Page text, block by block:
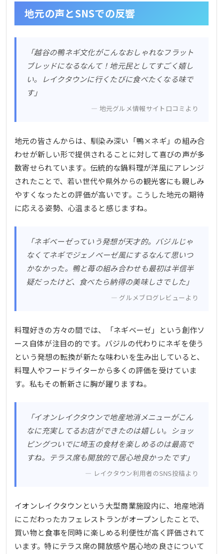
地元の声とSNSでの反響
「越谷の鴨ネギ文化がこんなおしゃれなフラット
ブレッドになるなんて！地元民としてすごく嬉し
い。レイクタウンに行くたびに食べたくなる味で
す」
地元グルメ情報サイト口コミより
地元の皆さんからは、馴染み深い「鴨×ネギ」の組み合
わせが新しい形で提供されることに対して喜びの声が多
数寄せられています。伝統的な鍋料理が洋風にアレンジ
されたことで、若い世代や県外からの観光客にも親しみ
やすくなったとの評価が高いです。こうした地元の期待
に応える姿勢、心温まると感じますね。
「ネギベーゼっていう発想が天才的。バジルじゃ
なくてネギでジェノベーゼ風にするなんて思いつ
かなかった。鴨と苺の組み合わせも最初は半信半
疑だったけど、食べたら納得の美味しさでした」
グルメブログレビューより
料理好きの方々の間では、「ネギベーゼ」という創作ソ
ース自体が注目の的です。バジルの代わりにネギを使う
という発想の転換が新たな味わいを生み出していると、
料理人やフードライターから多くの評価を受けていま
す。私もその斬新さに胸が躍りますね。
「イオンレイクタウンで地産地消メニューがこん
なに充実してるお店ができたのは嬉しい。ショッ
ピングついでに埼玉の食材を楽しめるのは最高で
すね。テラス席も開放的で居心地良かったです」
レイクタウン利用者のSNS投稿より
イオンレイクタウンという大型商業施設内に、地産地消
にこだわったカフェレストランがオープンしたことで、
買い物と食事を同時に楽しめる利便性が高く評価されて
います。特にテラス席の開放感や居心地の良さについて